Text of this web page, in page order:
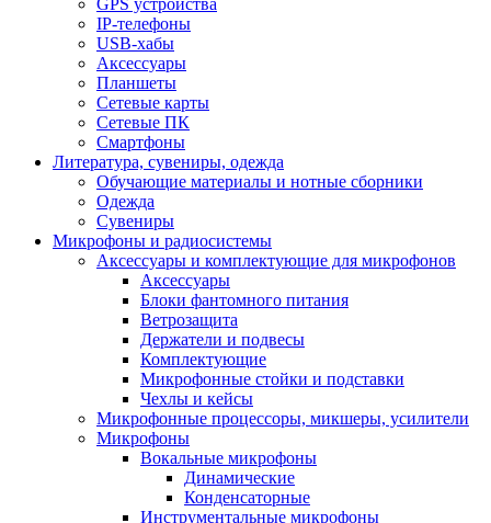
GPS устройства
IP-телефоны
USB-хабы
Аксессуары
Планшеты
Сетевые карты
Сетевые ПК
Смартфоны
Литература, сувениры, одежда
Обучающие материалы и нотные сборники
Одежда
Сувениры
Микрофоны и радиосистемы
Аксессуары и комплектующие для микрофонов
Аксессуары
Блоки фантомного питания
Ветрозащита
Держатели и подвесы
Комплектующие
Микрофонные стойки и подставки
Чехлы и кейсы
Микрофонные процессоры, микшеры, усилители
Микрофоны
Вокальные микрофоны
Динамические
Конденсаторные
Инструментальные микрофоны